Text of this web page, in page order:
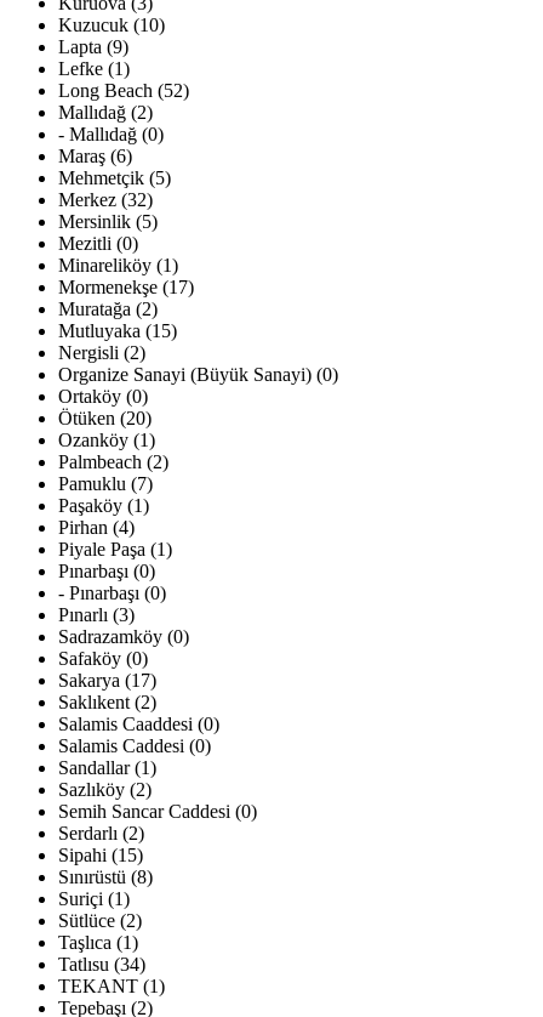
Kuzucuk (10)
Lapta (9)
Lefke (1)
Long Beach (52)
Mallıdağ (2)
- Mallıdağ (0)
Maraş (6)
Mehmetçik (5)
Merkez (32)
Mersinlik (5)
Mezitli (0)
Minareliköy (1)
Mormenekşe (17)
Muratağa (2)
Mutluyaka (15)
Nergisli (2)
Organize Sanayi (Büyük Sanayi) (0)
Ortaköy (0)
Ötüken (20)
Ozanköy (1)
Palmbeach (2)
Pamuklu (7)
Paşaköy (1)
Pirhan (4)
Piyale Paşa (1)
Pınarbaşı (0)
- Pınarbaşı (0)
Pınarlı (3)
Sadrazamköy (0)
Safaköy (0)
Sakarya (17)
Saklıkent (2)
Salamis Caaddesi (0)
Salamis Caddesi (0)
Sandallar (1)
Sazlıköy (2)
Semih Sancar Caddesi (0)
Serdarlı (2)
Sipahi (15)
Sınırüstü (8)
Suriçi (1)
Sütlüce (2)
Taşlıca (1)
Tatlısu (34)
TEKANT (1)
Tepebaşı (2)